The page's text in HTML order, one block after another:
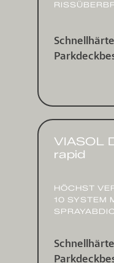
Park­häuser.
2001
VIASOL
rapid
HÖCHST
0 SYSTEM